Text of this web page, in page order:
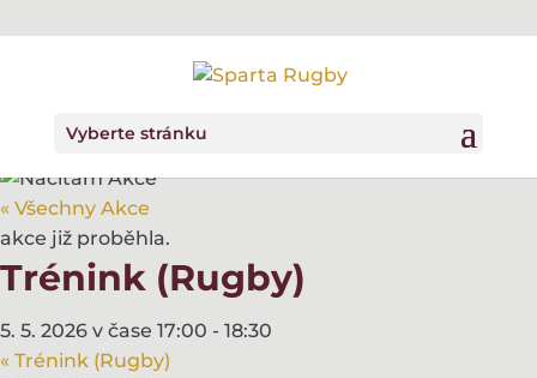
Vyberte stránku
« Všechny Akce
akce již proběhla.
Trénink (Rugby)
5. 5. 2026 v čase 17:00 - 18:30
« Trénink (Rugby)